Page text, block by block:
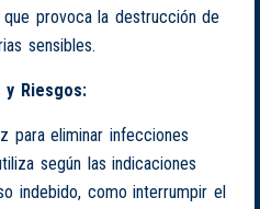
provoca la destrucción de
sensibles.
y Riesgos:
para eliminar infecciones
según las indicaciones
indebido, como interrumpir el